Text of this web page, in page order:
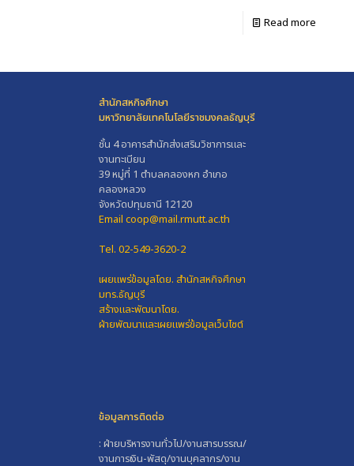
Read more
สำนักสหกิจศึกษา
มหาวิทยาลัยเทคโนโลยีราชมงคลธัญบุรี
ชั้น 4 อาคารสำนักส่งเสริมวิชาการและ
งานทะเบียน
39 หมู่ที่ 1 ตำบลคลองหก อำเภอ
คลองหลวง
จังหวัดปทุมธานี 12120
Email coop@mail.rmutt.ac.th
Tel. 02-549-3620-2
เผยแพร่ข้อมูลโดย. สำนักสหกิจศึกษา
มทร.ธัญบุรี
สร้างและพัฒนาโดย.
ฝ่ายพัฒนาและเผยแพร่ข้อมูลเว็บไซต์
ข้อมูลการติดต่อ
: ฝ่ายบริหารงานทั่วไป/งานสารบรรณ/
งานการเงิน-พัสดุ/งานบุคลากร/งาน